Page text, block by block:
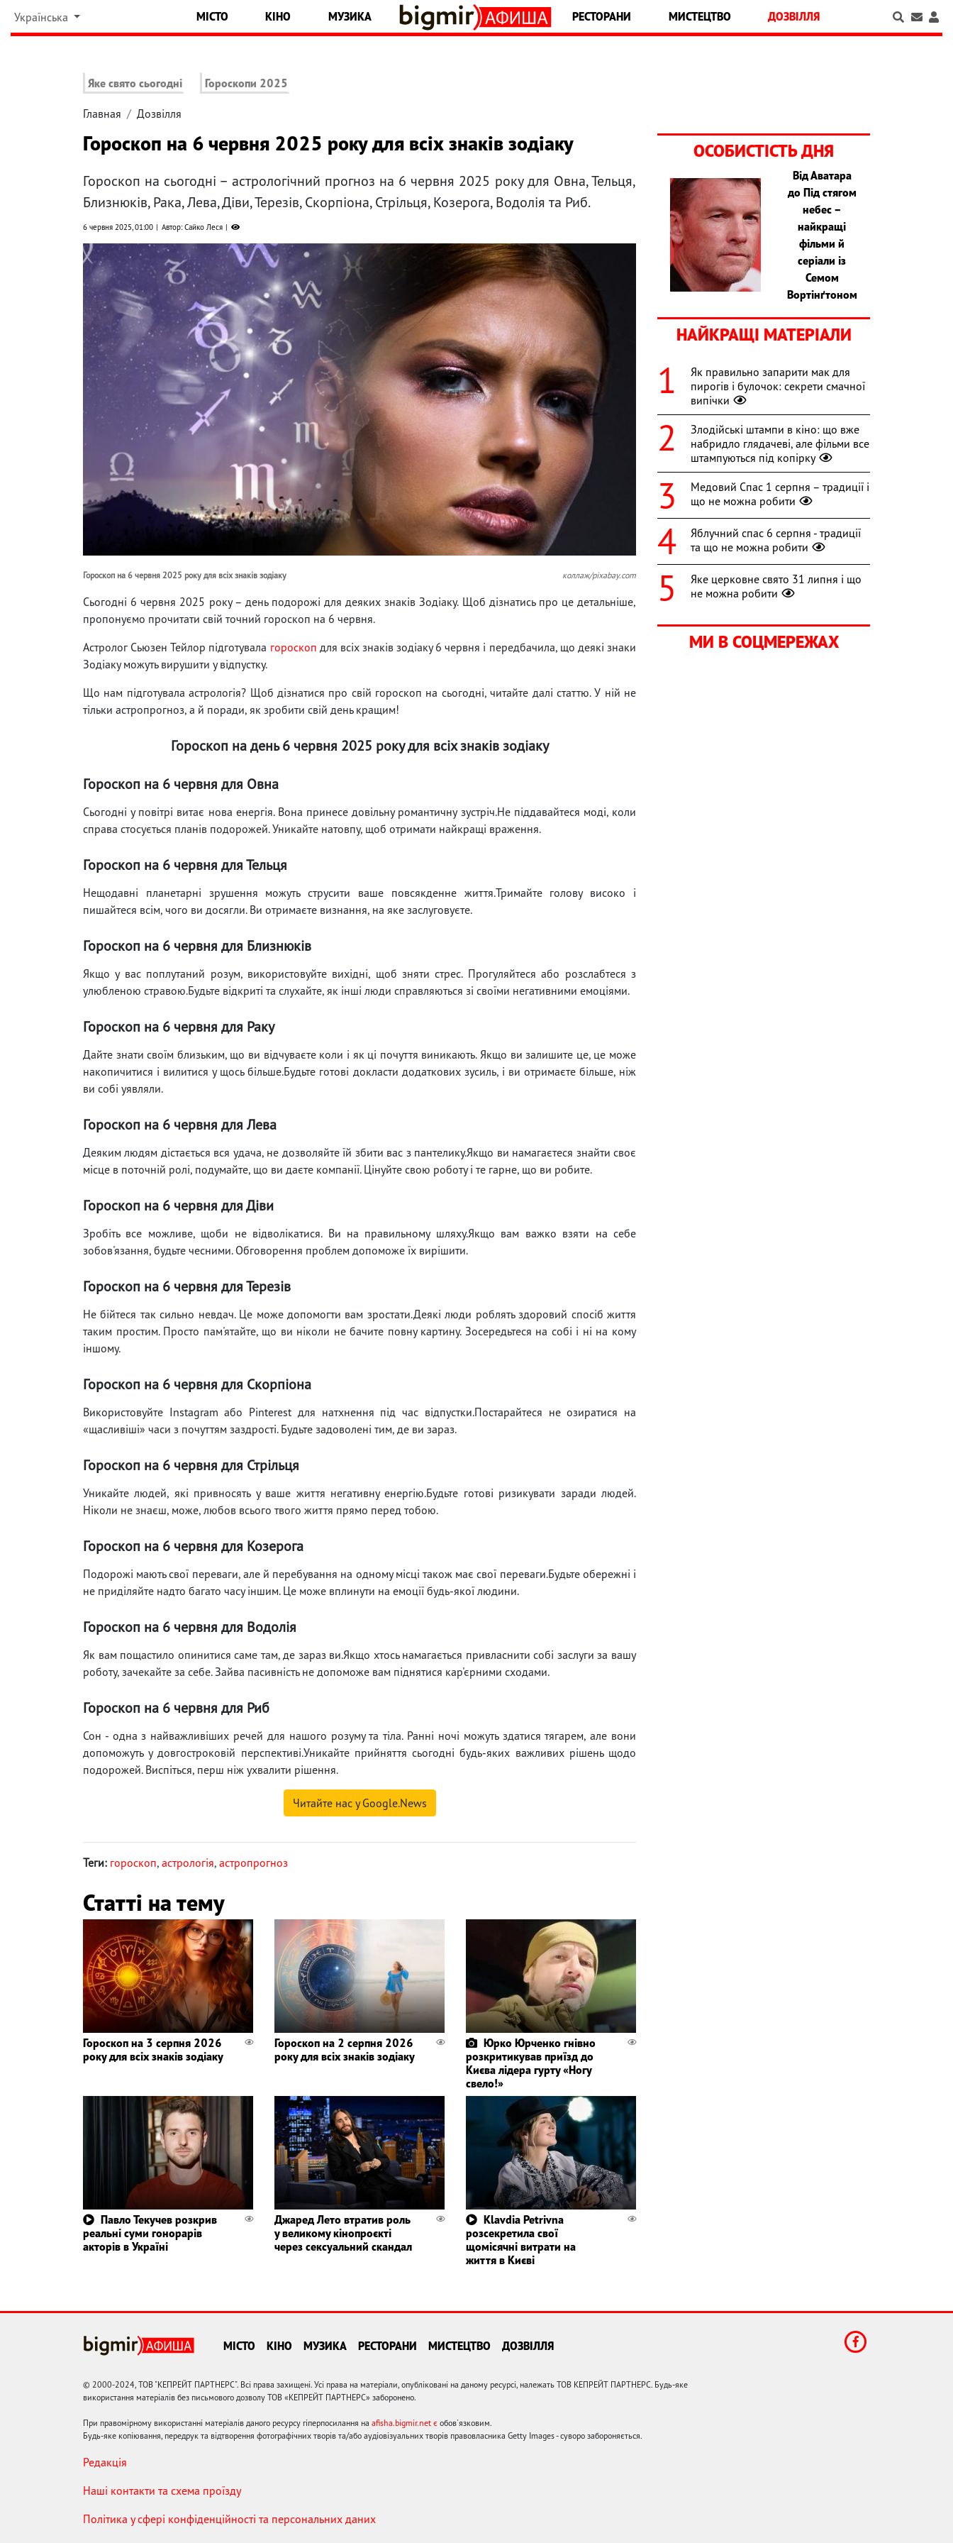
Українська МІСТО КІНО МУЗИКА РЕСТОРАНИ МИСТЕЦТВО ДОЗВІЛЛЯ
Яке свято сьогодні Гороскопи 2025
Главная Дозвілля
Гороскоп на 6 червня 2025 року для всіх знаків зодіаку
Гороскоп на сьогодні – астрологічний прогноз на 6 червня 2025 року для Овна, Тельця,
Близнюків, Рака, Лева, Діви, Терезів, Скорпіона, Стрільця, Козерога, Водолія та Риб.
6 червня 2025, 01:00 Автор: Сайко Леся
Гороскоп на 6 червня 2025 року для всіх знаків зодіаку коллаж/pixabay.com
Сьогодні 6 червня 2025 року – день подорожі для деяких знаків Зодіаку. Щоб дізнатись про це детальніше,
пропонуємо прочитати свій точний гороскоп на 6 червня.
Астролог Сьюзен Тейлор підготувала гороскоп для всіх знаків зодіаку 6 червня і передбачила, що деякі знаки
Зодіаку можуть вирушити у відпустку.
Що нам підготувала астрологія? Щоб дізнатися про свій гороскоп на сьогодні, читайте далі статтю. У ній не
тільки астропрогноз, а й поради, як зробити свій день кращим!
Гороскоп на день 6 червня 2025 року для всіх знаків зодіаку
Гороскоп на 6 червня для Овна
Сьогодні у повітрі витає нова енергія. Вона принесе довільну романтичну зустріч.Не піддавайтеся моді, коли
справа стосується планів подорожей. Уникайте натовпу, щоб отримати найкращі враження.
Гороскоп на 6 червня для Тельця
Нещодавні планетарні зрушення можуть струсити ваше повсякденне життя.Тримайте голову високо і
пишайтеся всім, чого ви досягли. Ви отримаєте визнання, на яке заслуговуєте.
Гороскоп на 6 червня для Близнюків
Якщо у вас поплутаний розум, використовуйте вихідні, щоб зняти стрес. Прогуляйтеся або розслабтеся з
улюбленою стравою.Будьте відкриті та слухайте, як інші люди справляються зі своїми негативними емоціями.
Гороскоп на 6 червня для Раку
Дайте знати своїм близьким, що ви відчуваєте коли і як ці почуття виникають. Якщо ви залишите це, це може
накопичитися і вилитися у щось більше.Будьте готові докласти додаткових зусиль, і ви отримаєте більше, ніж
ви собі уявляли.
Гороскоп на 6 червня для Лева
Деяким людям дістається вся удача, не дозволяйте їй збити вас з пантелику.Якщо ви намагаєтеся знайти своє
місце в поточній ролі, подумайте, що ви даєте компанії. Цінуйте свою роботу і те гарне, що ви робите.
Гороскоп на 6 червня для Діви
Зробіть все можливе, щоби не відволікатися. Ви на правильному шляху.Якщо вам важко взяти на себе
зобов'язання, будьте чесними. Обговорення проблем допоможе їх вирішити.
Гороскоп на 6 червня для Терезів
Не бійтеся так сильно невдач. Це може допомогти вам зростати.Деякі люди роблять здоровий спосіб життя
таким простим. Просто пам'ятайте, що ви ніколи не бачите повну картину. Зосередьтеся на собі і ні на кому
іншому.
Гороскоп на 6 червня для Скорпіона
Використовуйте Instagram або Pinterest для натхнення під час відпустки.Постарайтеся не озиратися на
«щасливіші» часи з почуттям заздрості. Будьте задоволені тим, де ви зараз.
Гороскоп на 6 червня для Стрільця
Уникайте людей, які привносять у ваше життя негативну енергію.Будьте готові ризикувати заради людей.
Ніколи не знаєш, може, любов всього твого життя прямо перед тобою.
Гороскоп на 6 червня для Козерога
Подорожі мають свої переваги, але й перебування на одному місці також має свої переваги.Будьте обережні і
не приділяйте надто багато часу іншим. Це може вплинути на емоції будь-якої людини.
Гороскоп на 6 червня для Водолія
Як вам пощастило опинитися саме там, де зараз ви.Якщо хтось намагається привласнити собі заслуги за вашу
роботу, зачекайте за себе. Зайва пасивність не допоможе вам піднятися кар'єрними сходами.
Гороскоп на 6 червня для Риб
Сон - одна з найважливіших речей для нашого розуму та тіла. Ранні ночі можуть здатися тягарем, але вони
допоможуть у довгостроковій перспективі.Уникайте прийняття сьогодні будь-яких важливих рішень щодо
подорожей. Виспіться, перш ніж ухвалити рішення.
Читайте нас у Google.News
Теги: гороскоп, астрологія, астропрогноз
Статті на тему
Гороскоп на 3 серпня 2026
року для всіх знаків зодіаку
Гороскоп на 2 серпня 2026
року для всіх знаків зодіаку
Юрко Юрченко гнівно
розкритикував приїзд до
Києва лідера гурту «Ногу
свело!»
Павло Текучев розкрив
реальні суми гонорарів
акторів в Україні
Джаред Лето втратив роль
у великому кінопроєкті
через сексуальний скандал
Klavdia Petrivna
розсекретила свої
щомісячні витрати на
життя в Києві
ОСОБИСТІСТЬ ДНЯ
Від Аватара
до Під стягом
небес –
найкращі
фільми й
серіали із
Семом
Вортінґтоном
НАЙКРАЩІ МАТЕРІАЛИ
Як правильно запарити мак для
пирогів і булочок: секрети смачної
випічки
Злодійські штампи в кіно: що вже
набридло глядачеві, але фільми все
штампуються під копірку
Медовий Спас 1 серпня – традиції і
що не можна робити
Яблучний спас 6 серпня - традиції
та що не можна робити
Яке церковне свято 31 липня і що
не можна робити
МИ В СОЦМЕРЕЖАХ
МІСТО КІНО МУЗИКА РЕСТОРАНИ МИСТЕЦТВО ДОЗВІЛЛЯ
© 2000-2024, ТОВ "КЕПРЕЙТ ПАРТНЕРС". Всі права захищені. Усі права на матеріали, опубліковані на даному ресурсі, належать ТОВ КЕПРЕЙТ ПАРТНЕРС. Будь-яке
використання матеріалів без письмового дозволу ТОВ «КЕПРЕЙТ ПАРТНЕРС» заборонено.
При правомірному використанні матеріалів даного ресурсу гіперпосилання на afisha.bigmir.net є обов'язковим.
Будь-яке копіювання, передрук та відтворення фотографічних творів та/або аудіовізуальних творів правовласника Getty Images - суворо забороняється.
Редакція
Наші контакти та схема проїзду
Політика у сфері конфіденційності та персональних даних